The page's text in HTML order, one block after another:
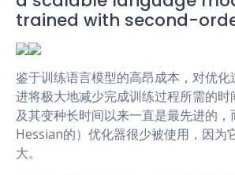
o
k
r a
m
p
p
g
e
trained with second-
鉴于训练语言模型的高昂成本，对优化
进将极大地减少完成训练过程所需的时
及其变种长时间以来一直是最先进的
Hessian的）优化器很少被使用，因为
大。